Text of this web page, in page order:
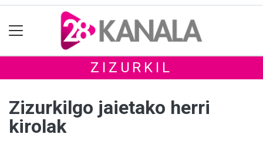
ZIZURKIL
Zizurkilgo jaietako herri
kirolak